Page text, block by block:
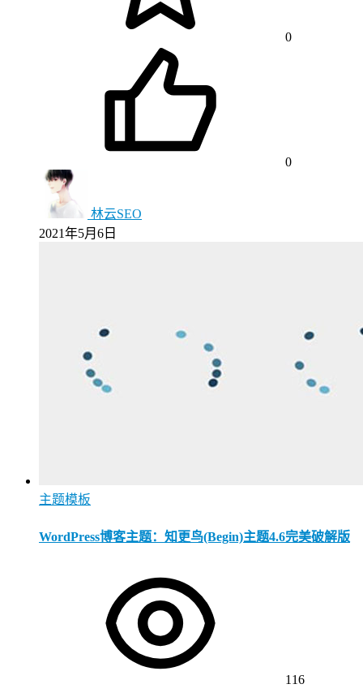
0
0
林云SEO
2021年5月6日
主题模板
WordPress博客主题：知更鸟(Begin)主题4.6完美破解版
116